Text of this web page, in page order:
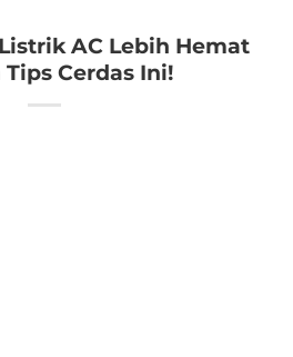
AC Lebih Hemat
Cerdas Ini!